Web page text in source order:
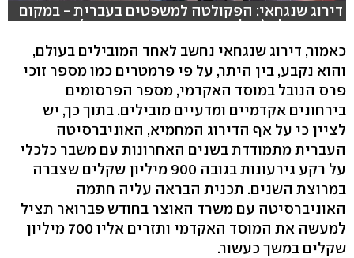
דירוג שנגחאי: הפקולטה למשפטים בעברית - במקום
ה-35 בעולם (צילום: ניצן דרור, משה מזרחי)
כאמור, דירוג שנגחאי נחשב לאחד המובילים בעולם,
והוא נקבע, בין היתר, על פי פרמטרים כמו מספר זוכי
פרס הנובל במוסד האקדמי, מספר הפרסומים
בירחונים אקדמיים ומדעיים מובילים. בתוך כך, יש
לציין כי על אף הדירוג המחמיא, האוניברסיטה
העברית מתמודדת בשנים האחרונות עם משבר כלכלי
על רקע גירעונות בגובה 900 מיליון שקלים שצברה
במרוצת השנים. תכנית הבראה עליה חתמה
האוניברסיטה עם משרד האוצר בחודש פברואר תציל
למעשה את המוסד האקדמי ותזרים אליו 700 מיליון
שקלים במשך כעשור.